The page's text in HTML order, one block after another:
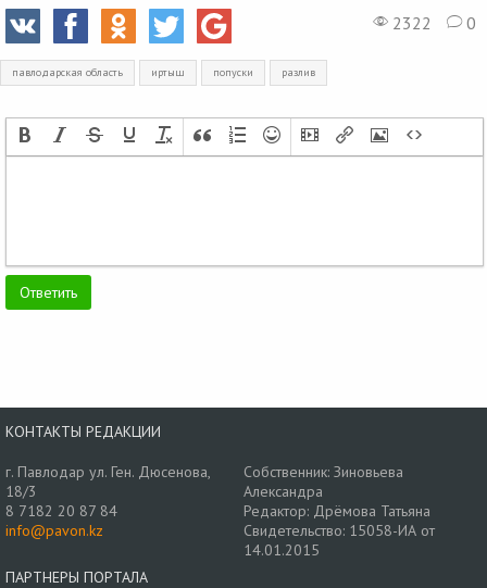
2322
0
павлодарская область иртыш попуски разлив
КОНТАКТЫ РЕДАКЦИИ
г. Павлодар ул. Ген. Дюсенова,
18/3
8 7182 20 87 84
info@pavon.kz
Собственник: Зиновьева
Александра
Редактор: Дрёмова Татьяна
Свидетельство: 15058-ИА от
14.01.2015
ПАРТНЕРЫ ПОРТАЛА